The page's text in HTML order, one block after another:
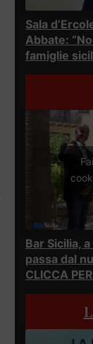
Sala
Abbate:
famiglie
Bar Sicilia,
passa dal
CLICCA